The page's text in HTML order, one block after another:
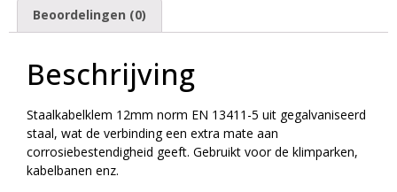
Beoordelingen (0)
Beschrijving
Staalkabelklem 12mm norm EN 13411-5 uit gegalvaniseerd
staal, wat de verbinding een extra mate aan
corrosiebestendigheid geeft. Gebruikt voor de klimparken,
kabelbanen enz.